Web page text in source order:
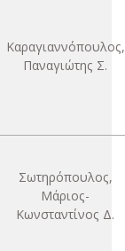
Καραγιαννόπουλος,
Παναγιώτης Σ.
Σωτηρόπουλος,
Μάριος-
Κωνσταντίνος Δ.